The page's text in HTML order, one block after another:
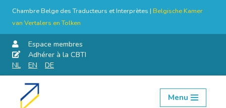
Chambre Belge des Traducteurs et Interprètes | Belgische Kamer
van Vertalers en Tolken
Espace membres
Adhérer à la CBTI
NL
EN DE
Aller
Menu